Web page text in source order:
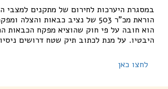
במסגרת היערכות לחירום של מתקנים למצבי
הוראת מכ"ר 503 של נציב
הוא חובה על פי חוק שהוציא מפקח הכבאות
היבטיו. על מנת לכתוב תיק שטח דרושים
לחצו כאן